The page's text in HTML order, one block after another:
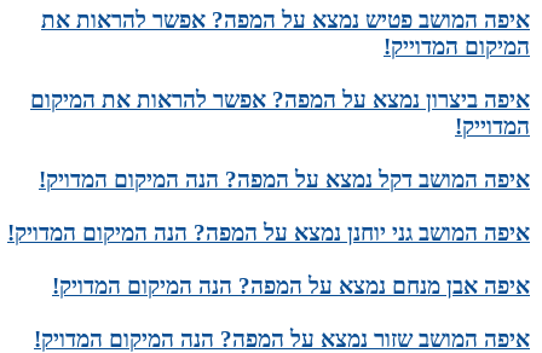
איפה המושב פטיש נמצא על המפה? אפשר להראות את
המיקום המדוייק!
איפה ביצרון נמצא על המפה? אפשר להראות את המיקום
המדוייק!
איפה המושב דקל נמצא על המפה? הנה המיקום המדויק!
איפה המושב גני יוחנן נמצא על המפה? הנה המיקום המדויק!
איפה אבן מנחם נמצא על המפה? הנה המיקום המדויק!
איפה המושב שזור נמצא על המפה? הנה המיקום המדויק!